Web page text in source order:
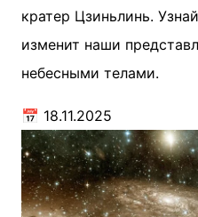
кратер Цзиньлинь.
изменит наши
небесными телами.
📅 18.11.2025